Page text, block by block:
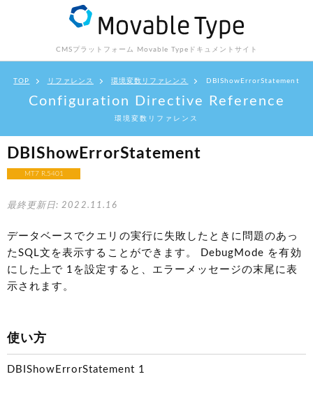
CMSプラットフォーム Movable Type ドキュメントサイト
TOP リファレンス 環境変数リファレンス DBIShowErrorStatement
Configuration Directive Reference
環境変数リファレンス
DBIShowErrorStatement
MT7 R.5401
最終更新日: 2022.11.16
データベースでクエリの実行に失敗したときに問題のあっ
たSQL文を表示することができます。 DebugMode を有効
にした上で 1を設定すると、エラーメッセージの末尾に表
示されます。
使い方
DBIShowErrorStatement 1